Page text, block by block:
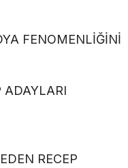
FENOMENLİĞİNİ
ADAYLARI
RECEP